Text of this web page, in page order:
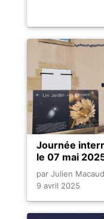
Journée
le 07 mai
par Julien Macaud
9 avril 2025